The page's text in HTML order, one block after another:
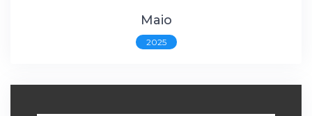
Maio
2025